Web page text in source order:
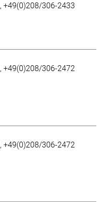
+49(0)208/306-2433
+49(0)208/306-2472
+49(0)208/306-2472